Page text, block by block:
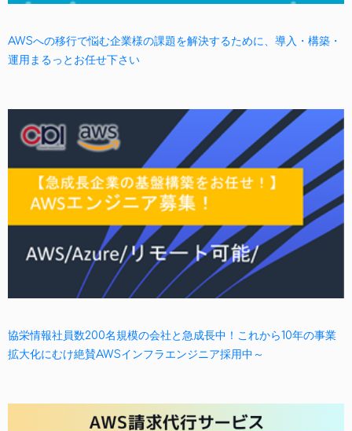
AWSへの移行で悩む企業様の課題を解決するために、導入・構築・
運用まるっとお任せ下さい
協栄情報社員数200名規模の会社と急成長中！これから10年の事業
拡大化にむけ絶賛AWSインフラエンジニア採用中～